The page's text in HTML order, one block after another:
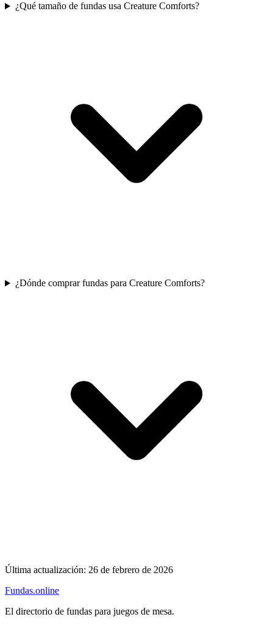
¿Qué tamaño de fundas usa Creature Comforts?
¿Dónde comprar fundas para Creature Comforts?
Última actualización: 26 de febrero de 2026
Fundas.online
El directorio de fundas para juegos de mesa.